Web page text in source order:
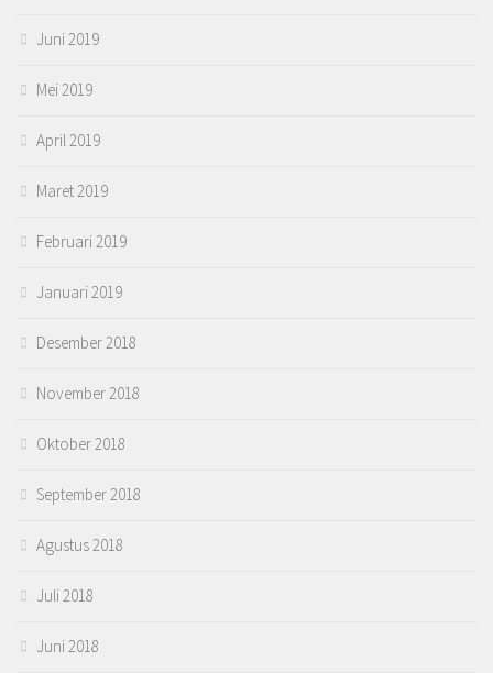
Juni 2019
Mei 2019
April 2019
Maret 2019
Februari 2019
Januari 2019
Desember 2018
November 2018
Oktober 2018
September 2018
Agustus 2018
Juli 2018
Juni 2018